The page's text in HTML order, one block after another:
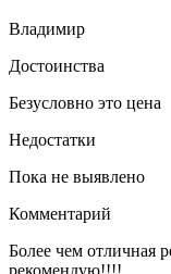
Владимир
Достоинства
Безусловно это цена
Недостатки
Пока не выявлено
Комментарий
Более чем отличная
рекомендую!!!!